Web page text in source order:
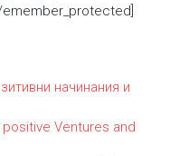
начинания и
Ventures and